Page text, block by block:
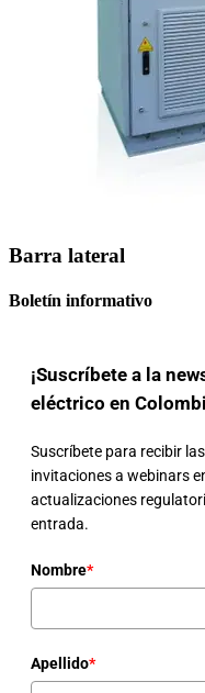
Barra lateral
Boletín informativo
¡Suscríbete a la
eléctrico en
Suscríbete para recibir
invitaciones a webinars
actualizaciones
entrada.
Nombre*
Apellido*